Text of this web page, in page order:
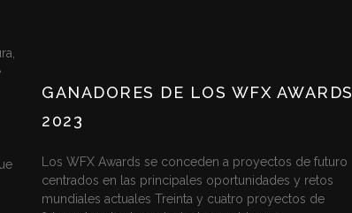
GANADORES DE LOS WFX AWARDS
2023
Los WFX Awards se conceden a proyectos de futuro
centrados en las principales oportunidades y retos
mundiales actuales Treinta y cuatro proyectos de